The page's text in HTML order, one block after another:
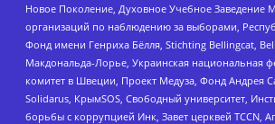
Новое Поколение, Духовное Учебное Заведение
организаций по наблюдению за выборами,
Фонд имени Генриха Бёлля, Stichting Bellingcat,
Макдональда-Лорье, Украинская национальная
комитет в Швеции, Проект Медуза, Фонд Андрея
Solidarus, КрымSOS, Свободный университет,
борьбы с коррупцией Инк, Завет церквей TCCN,